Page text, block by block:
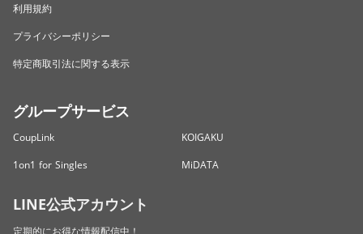
利用規約
プライバシーポリシー
特定商取引法に関する表示
グループサービス
CoupLink
KOIGAKU
1on1 for Singles
MiDATA
LINE公式アカウント
定期的にお得な情報配信中！